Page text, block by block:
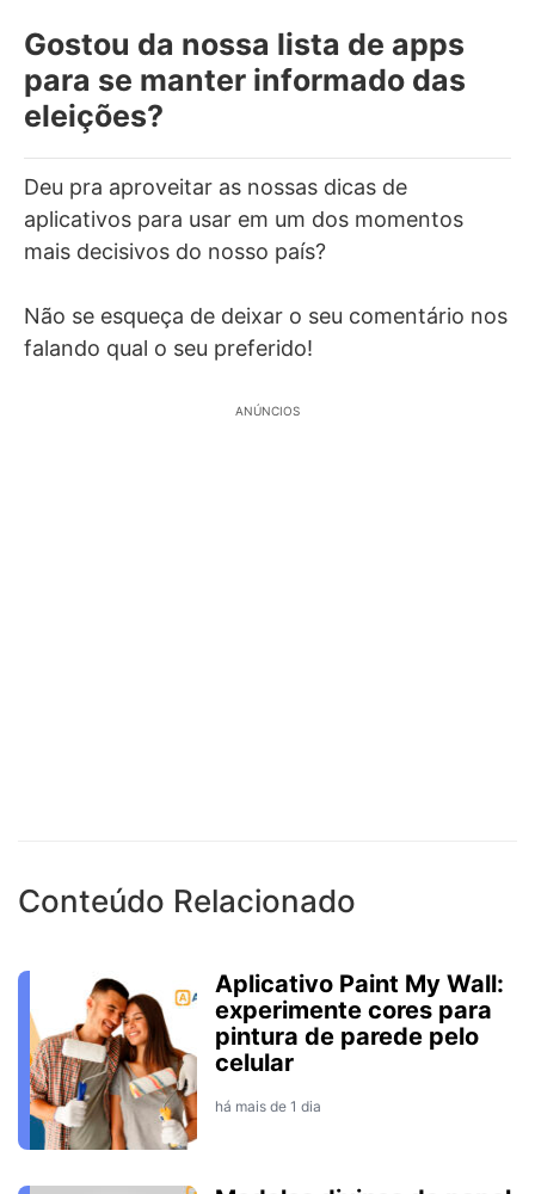
Gostou da nossa lista de apps
para se manter informado das
eleições?
Deu pra aproveitar as nossas dicas de
aplicativos para usar em um dos momentos
mais decisivos do nosso país?
Não se esqueça de deixar o seu comentário nos
falando qual o seu preferido!
ANÚNCIOS
Conteúdo Relacionado
Aplicativo Paint My Wall:
experimente cores para
pintura de parede pelo
celular
há mais de 1 dia